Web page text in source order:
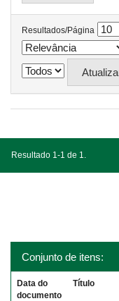
Resultados/Página
Resultado 1-1 de 1.
Conjunto de itens:
Data do
documento
Título